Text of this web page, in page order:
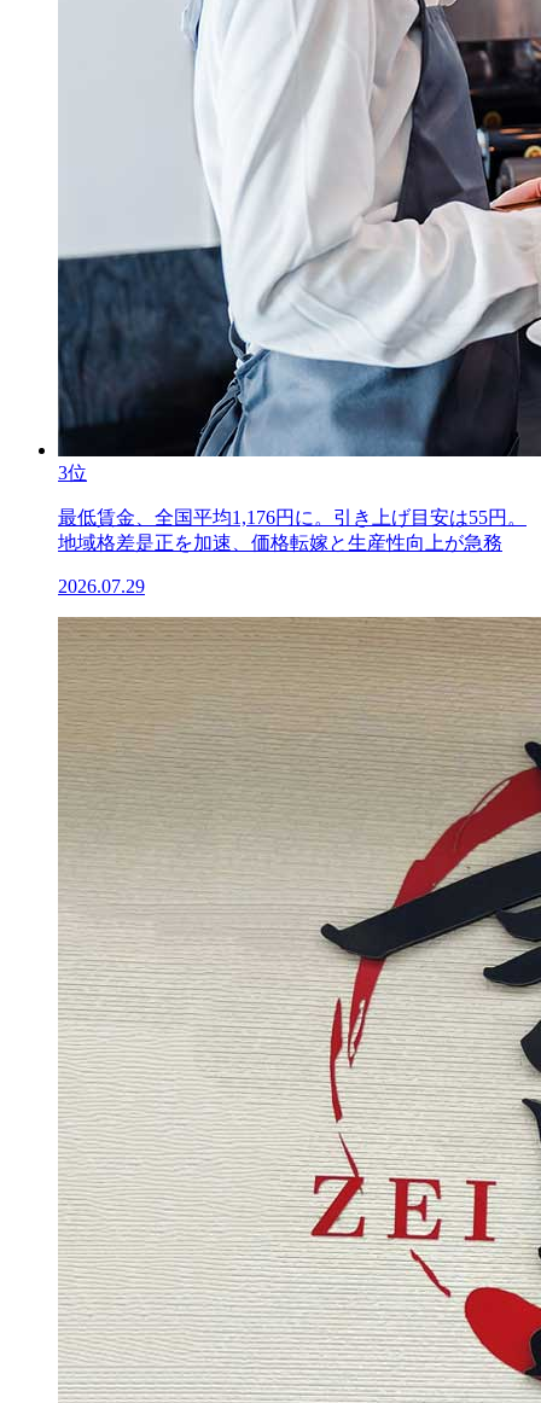
3位
最低賃金、全国平均1,176円に。引き上げ目安は55円。
地域格差是正を加速、価格転嫁と生産性向上が急務
2026.07.29